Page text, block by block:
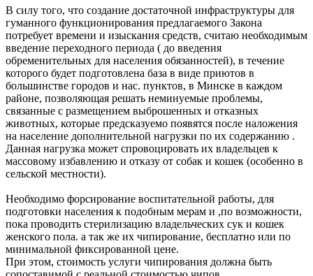
В силу того, что создание достаточной инфраструктуры для
гуманного функционирования предлагаемого Закона
потребует времени и изыскания средств, считаю необходимым
введение переходного периода ( до введения
обременительных для населения обязанностей), в течение
которого будет подготовлена база в виде приютов в
большинстве городов и нас. пунктов, в Минске в каждом
районе, позволяющая решать неминуемые проблемы,
связанные с размещением выброшенных и отказных
животных, которые предсказуемо появятся после наложения
на население дополнительной нагрузки по их содержанию .
Данная нагрузка может спровоцировать их владельцев к
массовому избавлению и отказу от собак и кошек (особенно в
сельской местности).
Необходимо форсирование воспитательной работы, для
подготовки населения к подобным мерам и ,по возможности,
пока проводить стерилизацию владельческих сук и кошек
женского пола. а так же их чипирование, бесплатно или по
минимальной фиксированной цене.
При этом, стоимость услуги чипирования должна быть